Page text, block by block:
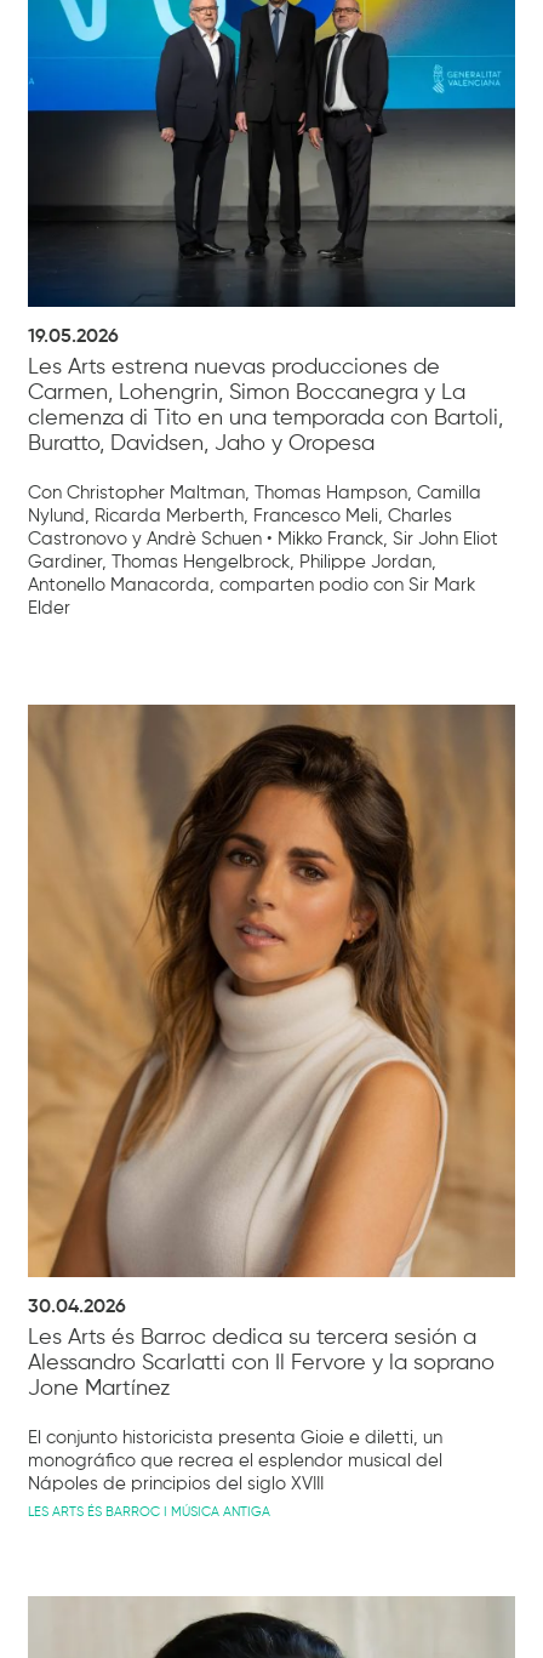
19.05.2026
Les Arts estrena nuevas producciones de
Carmen, Lohengrin, Simon Boccanegra y La
clemenza di Tito en una temporada con Bartoli,
Buratto, Davidsen, Jaho y Oropesa
Con Christopher Maltman, Thomas Hampson, Camilla
Nylund, Ricarda Merberth, Francesco Meli, Charles
Castronovo y Andrè Schuen • Mikko Franck, Sir John Eliot
Gardiner, Thomas Hengelbrock, Philippe Jordan,
Antonello Manacorda, comparten podio con Sir Mark
Elder
30.04.2026
Les Arts és Barroc dedica su tercera sesión a
Alessandro Scarlatti con Il Fervore y la soprano
Jone Martínez
El conjunto historicista presenta Gioie e diletti, un
monográfico que recrea el esplendor musical del
Nápoles de principios del siglo XVIII
LES ARTS ÉS BARROC I MÚSICA ANTIGA